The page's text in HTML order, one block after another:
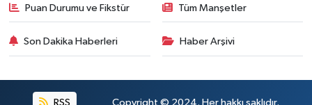
Puan Durumu ve Fikstür Tüm Manşetler
Son Dakika Haberleri Haber Arşivi
RSS Copyright © 2024. Her hakkı saklıdır.